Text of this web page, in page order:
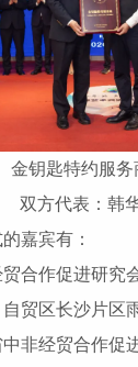
金钥匙特约服
双方代表：韩
嘉宾有：
合作促进研究
贸区长沙片区
非经贸合作促